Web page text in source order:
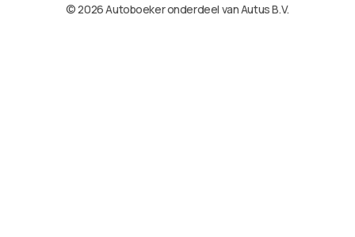
© 2026 Autoboeker onderdeel van Autus B.V.